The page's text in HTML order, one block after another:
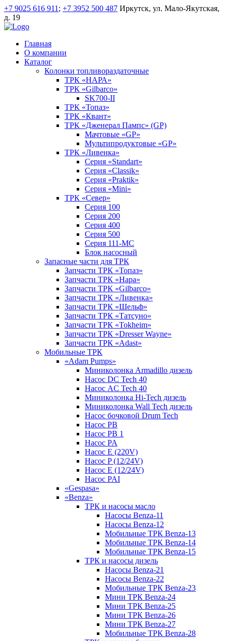
+7 9025 616 911 ; +7 3952 500 487 Иркутск, ул. Мало-Якутская,
д. 19
Главная
О компании
Каталог
Колонки топливораздаточные
ТРК «НАРА»
ТРК «Gilbarco»
SK700-II
ТРК «Топаз»
ТРК «Квант»
ТРК «Дженерал Пампс» (GP)
Мачтовые «GP»
Мультипродуктовые «GP»
ТРК «Ливенка»
Серия «Standart»
Серия «Classik»
Серия «Praktik»
Серия «Mini»
ТРК «Север»
Серия 100
Серия 200
Серия 400
Серия 500
Серия 111-МС
Блок насосный
Запасные части для ТРК
Запчасти ТРК «Топаз»
Запчасти ТРК «Нара»
Запчасти ТРК «Gilbarco»
Запчасти ТРК «Ливенка»
Запчасти ТРК «Шельф»
Запчасти ТРК «Татсуно»
Запчасти ТРК «Tokheim»
Запчасти ТРК «Dresser Wayne»
Запчасти ТРК «Adast»
Мобильные ТРК
«Adam Pumps»
Миниколонка Armadillo дизель
Насос DC Tech 40
Насос AC Tech 40
Миниколонка Hi-Tech дизель
Миниколонка Wall Tech дизель
Насос бочковой Drum Tech
Насос PB
Насос PB 1
Насос PA
Насос E (220V)
Насос P (12/24V)
Насос E (12/24V)
Насос PAI
«Gespasa»
«Benza»
ТРК и насосы масло
Насосы Benza-11
Насосы Benza-12
Мобильные ТРК Benza-13
Мобильные ТРК Benza-14
Мобильные ТРК Benza-15
ТРК и насосы дизель
Насосы Benza-21
Насосы Benza-22
Мобильные ТРК Benza-23
Мини ТРК Benza-24
Мини ТРК Benza-25
Мини ТРК Benza-26
Мини ТРК Benza-27
Мобильные ТРК Benza-28